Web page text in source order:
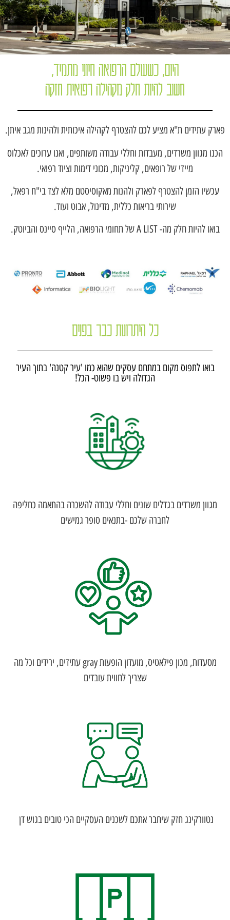
היום, כשעולם הרפואה חיוני מתמיד,
חשוב להיות חלק מקהילה רפואית חזקה
פארק עתידים ת"א מציע לכם להצטרף לקהילה איכותית ולהינות מגב איתן.
הכנו מגוון משרדים, מעבדות וחללי עבודה משותפים, ואנו ערוכים לאכלוס
מיידי של רופאים, קליניקות, מכוני דימות וציוד רפואי.
עכשיו הזמן להצטרף לפארק ולהנות מאקוסיסטם מלא לצד בי"ח רפאל,
שירותי בריאות כללית, מדינול, אבוט ועוד.
בואו להיות חלק מה- A LIST של תחומי הרפואה, הלייף סיינס והביוטק.
כל היתרונות כבר בפנים
בואו לתפוס מקום במתחם עסקים שהוא כמו 'עיר קטנה' בתוך העיר
הגדולה ויש בו פשוט- הכל!
מגוון משרדים בגדלים שונים וחללי עבודה להשכרה בהתאמה כחליפה
לחברה שלכם -בתנאים סופר גמישים
מסעדות, מכון פילאטיס, מועדון הופעות gray עתידים, ירידים וכל מה
שצריך לחווית עובדים
נטוורקינג חזק שיחבר אתכם לשכנים העסקיים הכי טובים בגוש דן